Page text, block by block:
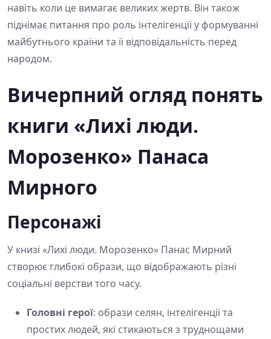
навіть коли це вимагає великих жертв. Він також
піднімає питання про роль інтелігенції у формуванні
майбутнього країни та її відповідальність перед
народом.
Вичерпний огляд понять
книги «Лихі люди.
Морозенко» Панаса
Мирного
Персонажі
У книзі «Лихі люди. Морозенко» Панас Мирний
створює глибокі образи, що відображають різні
соціальні верстви того часу.
Головні герої: образи селян, інтелігенції та
простих людей, які стикаються з труднощами